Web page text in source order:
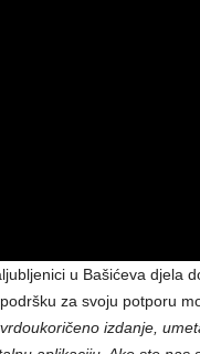
u Bašićeva djela
podršku za svoju potporu
izdanje,